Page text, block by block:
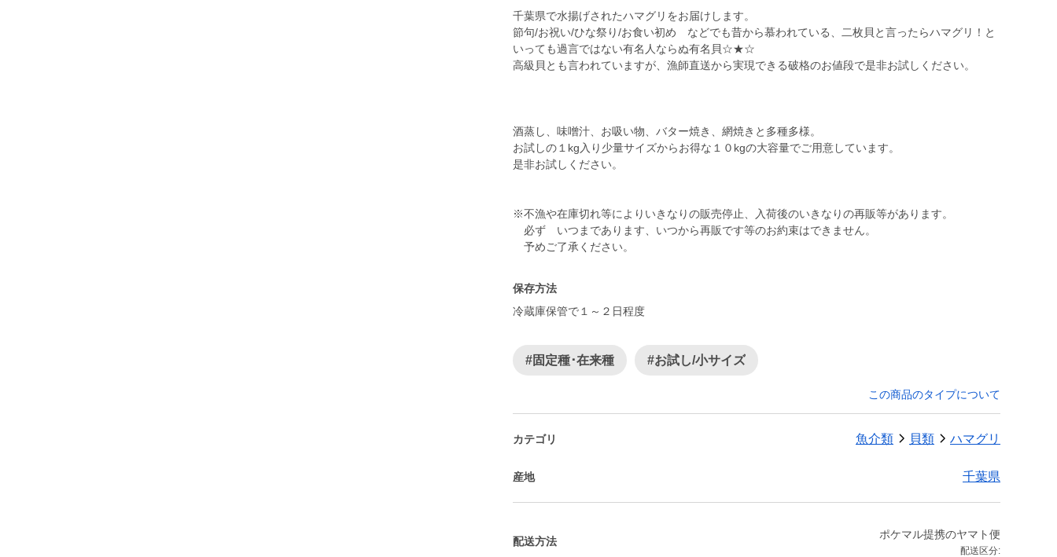
千葉県で水揚げされたハマグリをお届けします。
節句/お祝い/ひな祭り/お食い初め などでも昔から慕われている、二枚貝と言ったらハマグリ！と
いっても過言ではない有名人ならぬ有名貝☆★☆
高級貝とも言われていますが、漁師直送から実現できる破格のお値段で是非お試しください。
酒蒸し、味噌汁、お吸い物、バター焼き、網焼きと多種多様。
お試しの１kg入り少量サイズからお得な１０kgの大容量でご用意しています。
是非お試しください。
※不漁や在庫切れ等によりいきなりの販売停止、入荷後のいきなりの再販等があります。
必ず いつまであります、いつから再販です等のお約束はできません。
予めご了承ください。
保存方法
冷蔵庫保管で１～２日程度
#固定種･在来種 #お試し/小サイズ
この商品のタイプについて
カテゴリ 魚介類 貝類 ハマグリ
産地 千葉県
配送方法
ポケマル提携のヤマト便
配送区分: